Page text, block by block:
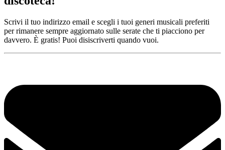
Scrivi il tuo indirizzo email e scegli i tuoi generi musicali preferiti
per rimanere sempre aggiornato sulle serate che ti piacciono per
davvero. È gratis! Puoi disiscriverti quando vuoi.